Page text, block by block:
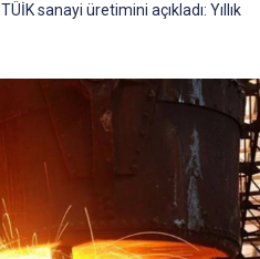
TÜİK sanayi üretimini açıkladı: Yıllık